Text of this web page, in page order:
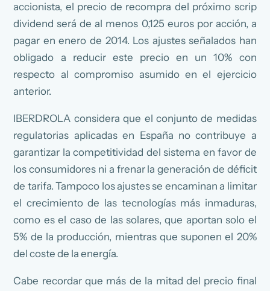
accionista, el precio de recompra del próximo scrip
dividend será de al menos 0,125 euros por acción, a
pagar en enero de 2014. Los ajustes señalados han
obligado a reducir este precio en un 10% con
respecto al compromiso asumido en el ejercicio
anterior.
IBERDROLA considera que el conjunto de medidas
regulatorias aplicadas en España no contribuye a
garantizar la competitividad del sistema en favor de
los consumidores ni a frenar la generación de déficit
de tarifa. Tampoco los ajustes se encaminan a limitar
el crecimiento de las tecnologías más inmaduras,
como es el caso de las solares, que aportan solo el
5% de la producción, mientras que suponen el 20%
del coste de la energía.
Cabe recordar que más de la mitad del precio final